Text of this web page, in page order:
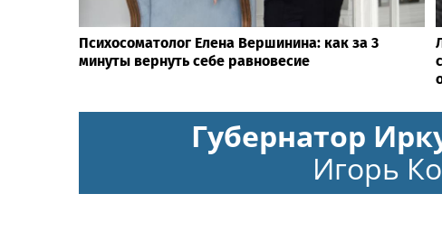
Психосоматолог Елена Вершинина: как за 3
минуты вернуть себе равновесие
Губернатор
Игорь